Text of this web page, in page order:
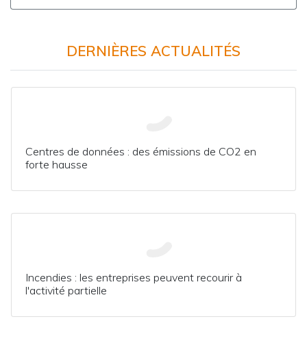
DERNIÈRES ACTUALITÉS
Centres de données : des émissions de CO2 en
forte hausse
Incendies : les entreprises peuvent recourir à
l'activité partielle